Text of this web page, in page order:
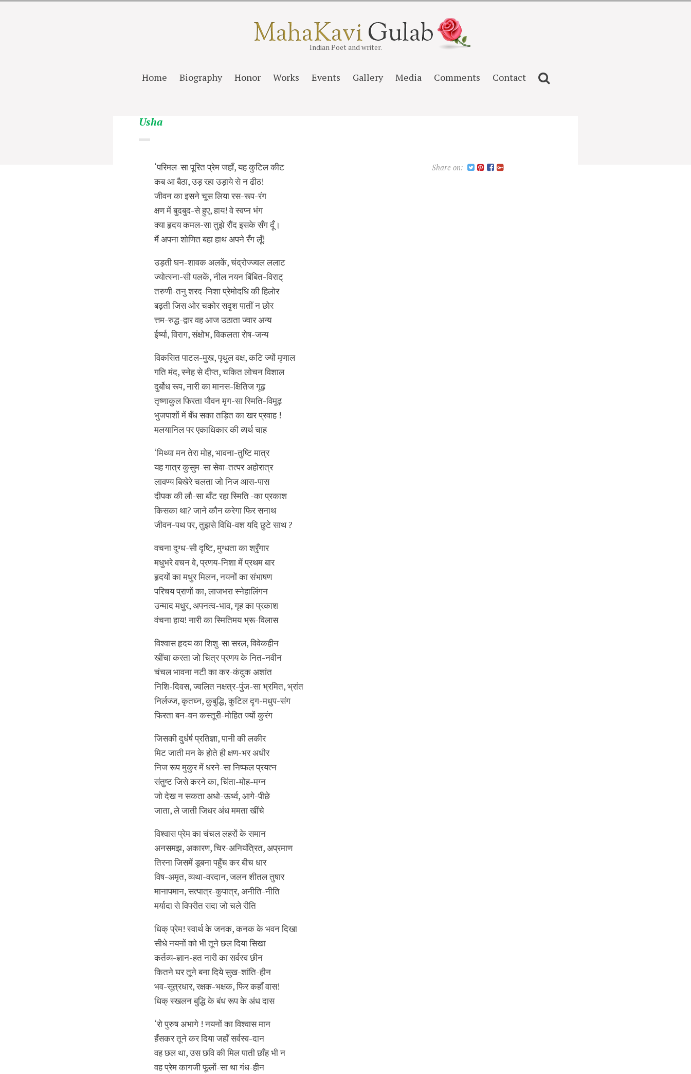
Indian Poet and writer.
Home Biography Honor Works Events Gallery Media Comments Contact
Usha
‘परिमल-सा पूरित प्रेम जहाँ, यह कुटिल कीट
कब आ बैठा, उड़ रहा उड़ाये से न ढीठ!
जीवन का इसने चूस लिया रस-रूप-रंग
क्षण में बुदबुद-से हुए, हाय! वे स्वप्न भंग
क्या हृदय कमल-सा तुझे रौंद इसके सँग दूँ।
मैं अपना शोणित बहा हाथ अपने रँग लूँ!
उड़ती घन-शावक अलकें, चंद्रोज्ज्वल ललाट
ज्योत्स्ना-सी पलकें, नील नयन बिंबित-विराट्‌
तरुणी-तनु शरद-निशा प्रेमोदधि की हिलोर
बढ़ती जिस ओर चकोर सदृश पातीं न छोर
त्तम-रुद्ध-द्वार वह आज उठाता ज्वार अन्य
ईर्ष्या, विराग, संक्षोभ, विकलता रोष-जन्य
विकसित पाटल-मुख, पृथुल वक्ष, कटि ज्यों मृणाल
गति मंद, स्नेह से दीप्त, चकित लोचन विशाल
दुर्बोध रूप, नारी का मानस-क्षितिज गूढ़
तृष्णाकुल फिरता यौवन मृग-सा स्मिति-विमूढ़
भुजपाशों में बँध सका तड़ित का खर प्रवाह !
मलयानिल पर एकाधिकार की व्यर्थ चाह
‘मिथ्या मन तेरा मोह, भावना-तुष्टि मात्र
यह गात्र कुसुम-सा सेवा-तत्पर अहोरात्र
लावण्य बिखेरे चलता जो निज आस-पास
दीपक की लौ-सा बाँट रहा स्मिति -का प्रकाश
किसका था? जाने कौन करेगा फिर सनाथ
जीवन-पथ पर, तुझसे विधि-वश यदि छुटे साथ ?
वचना दुग्ध-सी दृष्टि, मुग्धता का श्रृँगार
मधुभरे वचन वे, प्रणय-निशा में प्रथम बार
हृदयों का मधुर मिलन, नयनों का संभाषण
परिचय प्राणों का, लाजभरा स्नेहालिंगन
उन्माद मधुर, अपनत्व-भाव, गृह का प्रकाश
वंचना हाय! नारी का स्मितिमय भ्रू-विलास
विश्वास हृदय का शिशु-सा सरल, विवेकहीन
खींचा करता जो चित्र प्रणय के नित-नवीन
चंचल भावना नटी का कर-कंदुक अशांत
निशि-दिवस, ज्वलित नक्षत्र-पुंज-सा भ्रमित, भ्रांत
निर्लज्ज, कृतघ्न, कुबुद्धि, कुटिल दृग-मधुप-संग
फिरता बन-वन कस्तूरी-मोहित ज्यों कुरंग
जिसकी दुर्धर्ष प्रतिज्ञा, पानी की लकीर
मिट जाती मन के होते ही क्षण-भर अधीर
निज रूप मुकुर में धरने-सा निष्फल प्रयत्न
संतुष्ट जिसे करने का, चिंता-मोह-मग्न
जो देख न सकता अधो-ऊर्ध्व, आगे-पीछे
जाता, ले जाती जिधर अंध ममता खींचे
विश्वास प्रेम का चंचल लहरों के समान
अनसमझ, अकारण, चिर-अनियंत्रित, अप्रमाण
तिरना जिसमें डूबना पहुँच कर बीच धार
विष-अमृत, व्यथा-वरदान, जलन शीतल तुषार
मानापमान, सत्पात्र-कुपात्र, अनीति-नीति
मर्यादा से विपरीत सदा जो चले रीति
धिक्‌ प्रेम! स्वार्थ के जनक, कनक के भवन दिखा
सीधे नयनों को भी तूने छल दिया सिखा
कर्तव्य-ज्ञान-हत नारी का सर्वस्व छीन
कितने घर तूने बना दिये सुख-शांति-हीन
भव-सूत्रधार, रक्षक-भक्षक, फिर कहाँ वास!
धिक्‌ स्खलन बुद्धि के बंध रूप के अंध दास
‘रो पुरुष अभागे ! नयनों का विश्वास मान
हँसकर तूने कर दिया जहाँ सर्वस्व-दान
वह छल था, उस छवि की मिल पाती छाँह भी न
वह प्रेम कागजी फूलों-सा था गंध-हीन
Share on: